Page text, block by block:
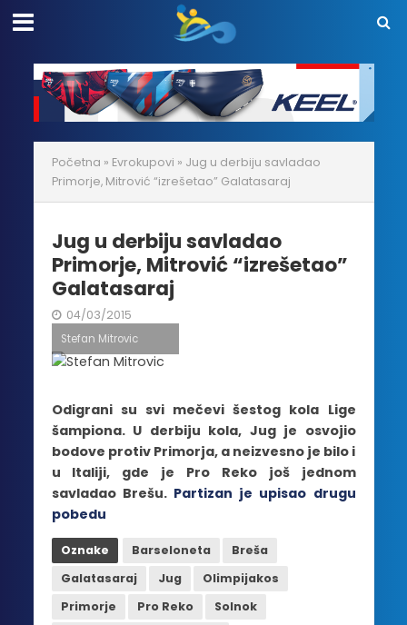
Početna » Evrokupovi » Jug u derbiju savladao
Primorje, Mitrović “izrešetao” Galatasaraj
Jug u derbiju savladao
Primorje, Mitrović “izrešetao”
Galatasaraj
04/03/2015
Stefan Mitrovic
Odigrani su svi mečevi šestog kola Lige
šampiona. U derbiju kola, Jug je osvojio
bodove protiv Primorja, a neizvesno je bilo i
u Italiji, gde je Pro Reko još jednom
savladao Brešu. Partizan je upisao drugu
pobedu
Oznake Barseloneta
Breša
Galatasaraj
Jug
Olimpijakos
Primorje
Pro Reko
Solnok